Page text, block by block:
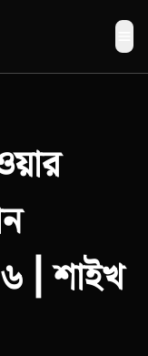
| শাইখ